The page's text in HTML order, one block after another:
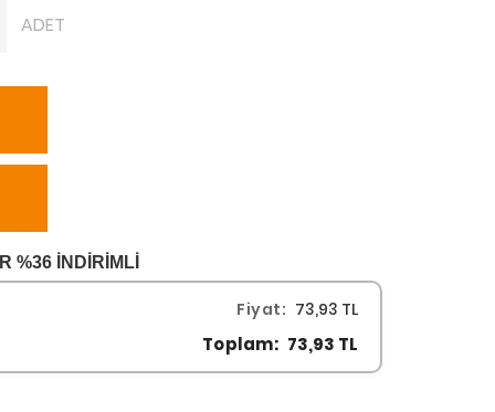
ADET
%36 İNDİRİMLİ
Fiyat: 73,93 TL
Toplam: 73,93 TL